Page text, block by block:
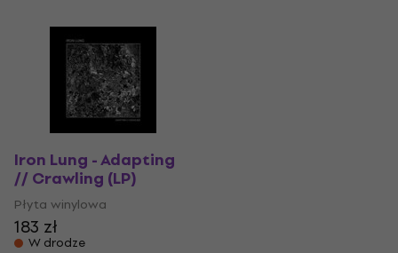
Iron Lung - Adapting
// Crawling (LP)
Płyta winylowa
183 zł
W drodze